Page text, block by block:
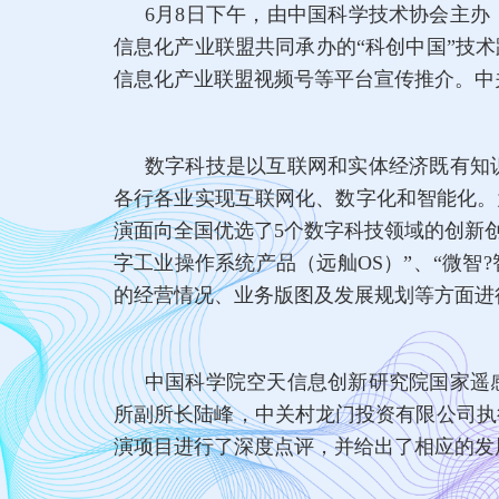
6月8日下午，由中国科学技术协会主
信息化产业联盟共同承办的“科创中国”技
信息化产业联盟视频号等平台宣传推介。
数字科技是以互联网和实体经济既有
各行各业实现互联网化、数字化和智能化
演面向全国优选了5个数字科技领域的创新
字工业操作系统产品（远舢OS）”、“微智
的经营情况、业务版图及发展规划等方面
中国科学院空天信息创新研究院国家
所副所长陆峰，中关村龙门投资有限公司
演项目进行了深度点评，并给出了相应的